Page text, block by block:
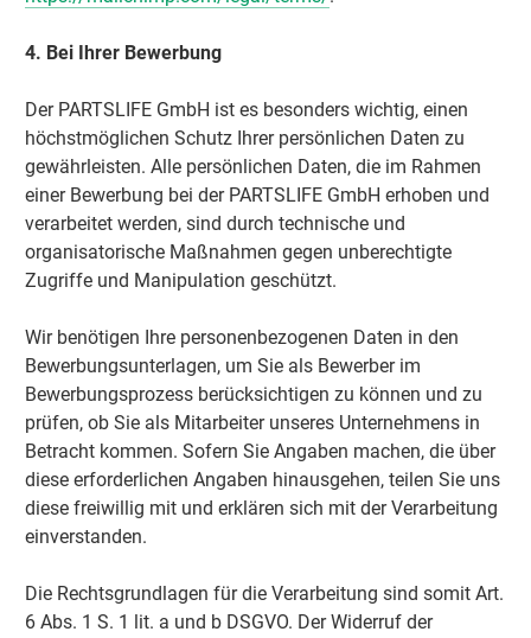
4. Bei Ihrer Bewerbung
Der PARTSLIFE GmbH ist es besonders wichtig, einen
höchstmöglichen Schutz Ihrer persönlichen Daten zu
gewährleisten. Alle persönlichen Daten, die im Rahmen
einer Bewerbung bei der PARTSLIFE GmbH erhoben und
verarbeitet werden, sind durch technische und
organisatorische Maßnahmen gegen unberechtigte
Zugriffe und Manipulation geschützt.
Wir benötigen Ihre personenbezogenen Daten in den
Bewerbungsunterlagen, um Sie als Bewerber im
Bewerbungsprozess berücksichtigen zu können und zu
prüfen, ob Sie als Mitarbeiter unseres Unternehmens in
Betracht kommen. Sofern Sie Angaben machen, die über
diese erforderlichen Angaben hinausgehen, teilen Sie uns
diese freiwillig mit und erklären sich mit der Verarbeitung
einverstanden.
Die Rechtsgrundlagen für die Verarbeitung sind somit Art.
6 Abs. 1 S. 1 lit. a und b DSGVO. Der Widerruf der